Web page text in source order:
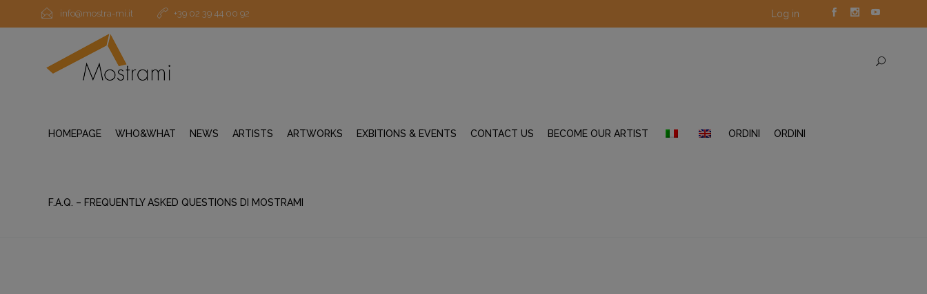
info@mostra-mi.it +39 02 39 44 00 92 Log in
HOMEPAGE WHO&WHAT NEWS ARTISTS ARTWORKS EXBITIONS & EVENTS CONTACT US BECOME OUR ARTIST ORDINI ORDINI
F.A.Q. – FREQUENTLY ASKED QUESTIONS DI MOSTRAMI